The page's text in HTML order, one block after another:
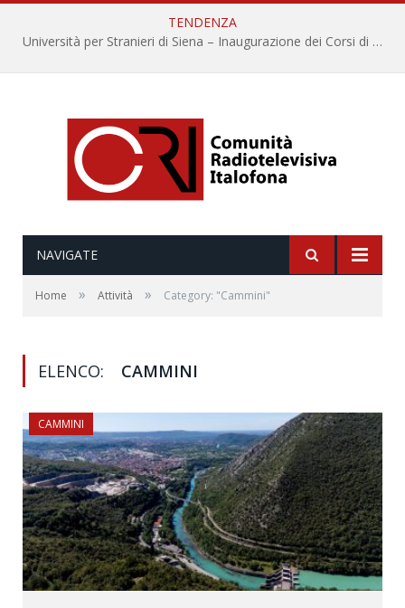
TENDENZA
Università per Stranieri di Siena – Inaugurazione dei Corsi di Lingua e Cultura Italiana, 109a annata
NAVIGATE
Home » Attività » Category: "Cammini"
ELENCO: CAMMINI
CAMMINI